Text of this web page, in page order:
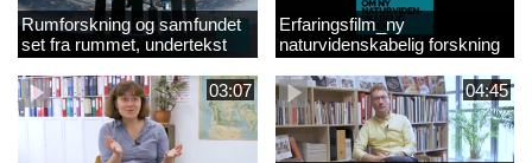
Rumforskning og samfundet
set fra rummet, undertekst
Erfaringsfilm_ny
naturvidenskabelig forskning
03:07 04:45